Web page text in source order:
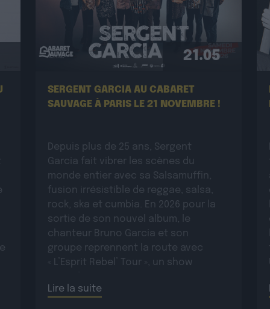
21.05
SERGENT GARCIA AU CABARET
SAUVAGE À PARIS LE 21 NOVEMBRE !
Depuis plus de 25 ans, Sergent
Garcia fait vibrer les scènes du
monde entier avec sa Salsamuffin,
fusion irrésistible de reggae, salsa,
rock, ska et cumbia. En 2026 pour la
sortie de son nouvel album, le
chanteur Bruno Garcia et son
groupe reprennent la route avec
« L’Esprit Rebel’ Tour », un show
une énergie toujours plus électrique.
Lire la suite